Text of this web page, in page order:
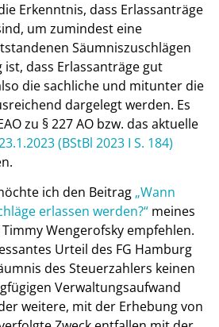
Erkenntnis, dass Erlassanträge
um zumindest eine
Säumniszuschlägen
dass Erlassanträge gut
die sachliche und mitunter die
dargelegt werden. Es
zu § 227 AO bzw. das aktuelle
(BStBl 2023 I S. 184)
ich den Beitrag„Wann
erlassen werden?“ meines
Wengerofsky empfehlen.
Urteil des FG Hamburg
des Steuerzahlers keinen
Verwaltungsaufwand
weitere, mit der Erhebung von